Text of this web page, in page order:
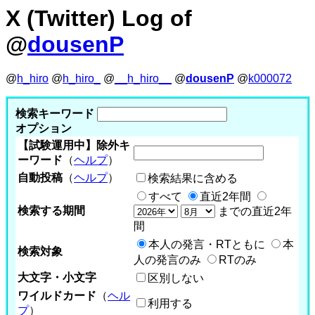
X (Twitter) Log of
@dousenP
@h_hiro @h_hiro_ @ __h_hiro__ @dousenP @k000072
検索キーワード
オプション
【試験運用中】除外キ
ーワード （ヘルプ）
自動投稿 （ヘルプ） 検索結果に含める
検索する期間
すべて
直近2年間
までの直近2年
間
検索対象
本人の発言・RTともに
本
人の発言のみ
RTのみ
大文字・小文字
区別しない
ワイルドカード （ヘル
プ）
利用する